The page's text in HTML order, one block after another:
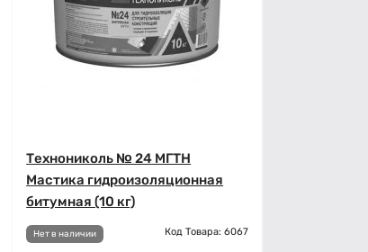
Технониколь № 24 МГТН
Мастика гидроизоляционная
битумная (10 кг)
Нет в наличии Код Товара: 6067